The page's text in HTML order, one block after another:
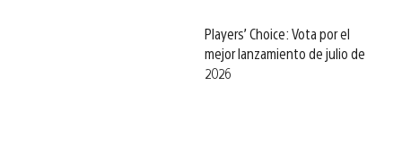
Players’ Choice: Vota por el
mejor lanzamiento de julio de
2026